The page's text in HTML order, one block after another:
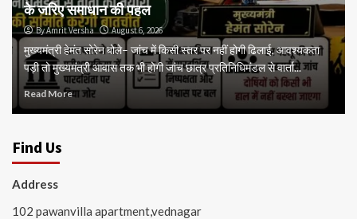
के जरिए समाधान की पहल
By Amrit Versha August 6, 2026
मुख्यमंत्री हेमंत सोरेन बोले– जांच में किसी स्तर पर नहीं होगी ढिलाई, आवश्यकता
पड़ी तो मुख्यमंत्री आवास तक भी होगी जांच छात्र प्रतिनिधिमंडल से वार्ता...
Read More
Find Us
Address
102 pawanvilla apartment,vednagar